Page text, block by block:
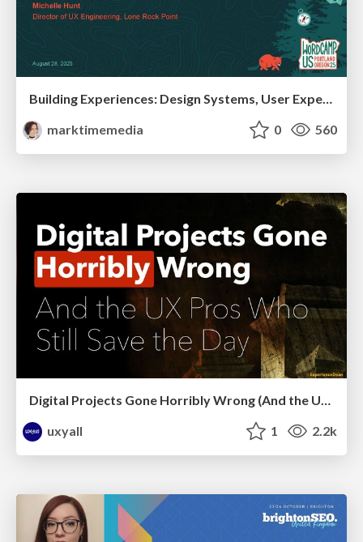
Building Experiences: Design Systems, User Experience, and Full Site Editing
marktimemedia
0 560
Digital Projects Gone Horribly Wrong (And the UX Pros Who Still Save the Day) - Dean Schuster
uxyall
1 2.2k